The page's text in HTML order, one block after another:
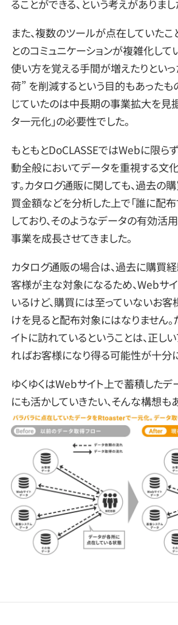
ることができる、という考えがありまし
また、複数のツールが点在していたこ
とのコミュニケーションが複雑化して
使い方を覚える手間が増えたりとい
荷” を削減するという目的もあったも
じていたのは中長期の事業拡大を見
タ一元化」の必要性でした。
もともとDoCLASSEではWebに限らず
動全般においてデータを重視する文
す。カタログ通販に関しても、過去の
買金額などを分析した上で「誰に配布
しており、そのようなデータの有効活
事業を成長させてきました。
カタログ通販の場合は、過去に購買
客様が主な対象になるため、Webサ
いるけど、購買には至っていないお
けを見ると配布対象にはなりません
イトに訪れているということは、正し
ればお客様になり得る可能性が十分
ゆくゆくはWebサイト上で蓄積した
にも活かしていきたい、そんな構想も